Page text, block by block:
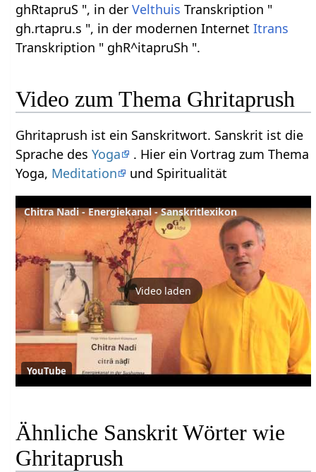
ghRtapruS ", in derVelthuis Transkription "
gh.rtapru.s ", in der modernen InternetItrans
Transkription " ghR^itapruSh ".
Video zum Thema Ghritaprush
Ghritaprush ist ein Sanskritwort. Sanskrit ist die
Sprache desYoga
. Hier ein Vortrag zum Thema
Yoga, Meditation und Spiritualität
Chitra Nadi - Energiekanal - Sanskritlexikon
Video laden
YouTube
Ähnliche Sanskrit Wörter wie
Ghritaprush